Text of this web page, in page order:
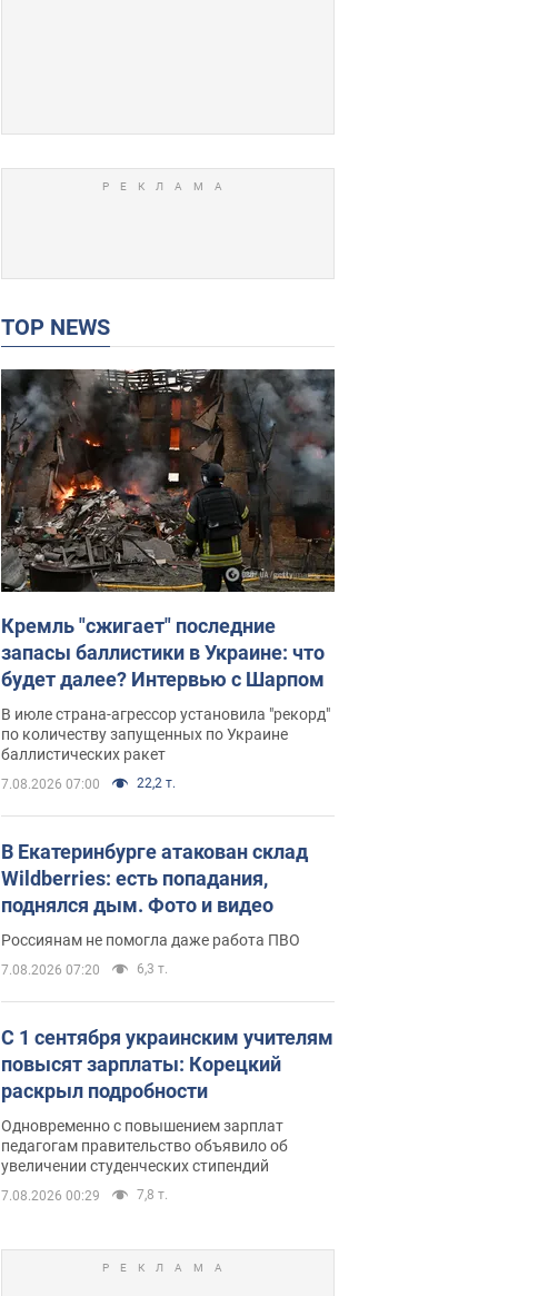
TOP NEWS
Кремль "сжигает" последние
запасы баллистики в Украине: что
будет далее? Интервью с Шарпом
В июле страна-агрессор установила "рекорд"
по количеству запущенных по Украине
баллистических ракет
7.08.2026 07:00 22,2 т.
В Екатеринбурге атакован склад
Wildberries: есть попадания,
поднялся дым. Фото и видео
Россиянам не помогла даже работа ПВО
7.08.2026 07:20 6,3 т.
С 1 сентября украинским учителям
повысят зарплаты: Корецкий
раскрыл подробности
Одновременно с повышением зарплат
педагогам правительство объявило об
увеличении студенческих стипендий
7.08.2026 00:29 7,8 т.